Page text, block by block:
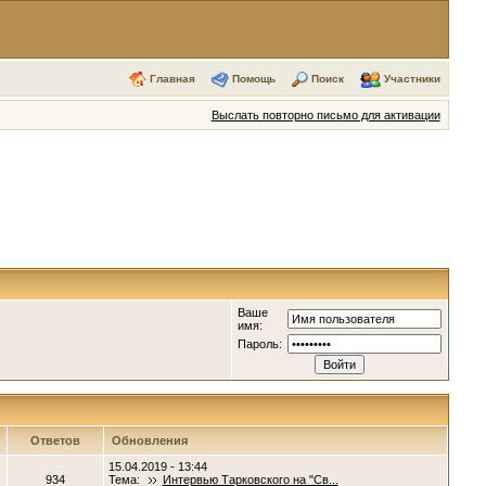
Главная Помощь Поиск Участники
Выслать повторно письмо для активации
Ваше
имя:
Пароль:
Ответов Обновления
934
15.04.2019 - 13:44
Тема:
Интервью Тарковского на "Св...